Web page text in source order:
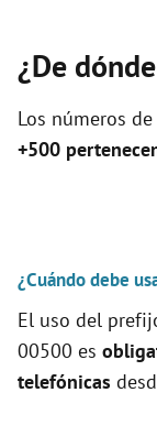
¿De
Los números
+500
¿Cuándo debe
El uso del
00500 es
telefónicas